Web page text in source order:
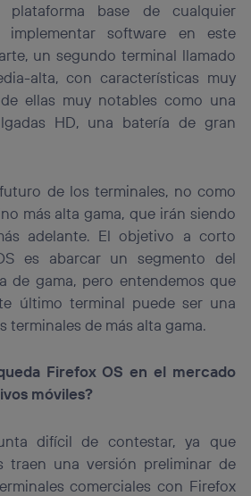
base de cualquier
implementar software en este
un segundo terminal llamado
alta, con características muy
ellas muy notables como una
HD, una batería de gran
de los terminales, no como
más alta gama, que irán siendo
adelante. El objetivo a corto
es abarcar un segmento del
de gama, pero entendemos que
último terminal puede ser una
terminales de más alta gama.
Firefox OS en el mercado
móviles?
difícil de contestar, ya que
traen una versión preliminar de
comerciales con Firefox